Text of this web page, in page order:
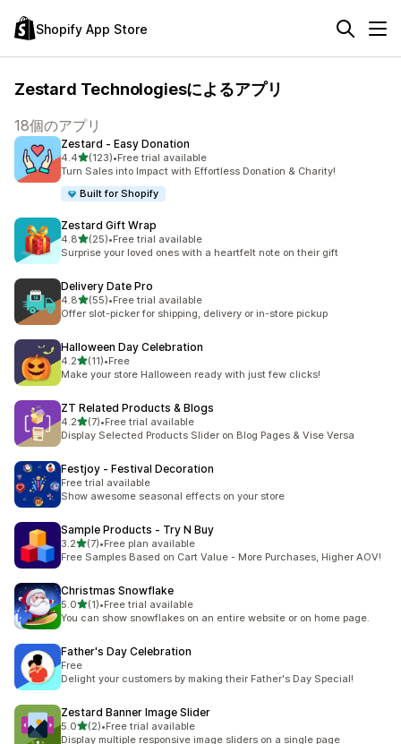
Shopify App Store
Zestard Technologiesによるアプリ
18個のアプリ
Zestard ‑ Easy Donation
4.45つ星中
(123)
合計レビュー数：123件
•Free trial available
Turn Sales into Impact with Effortless Donation & Charity!
Built for Shopify
Zestard Gift Wrap
4.85つ星中
(25)
合計レビュー数：25件
•Free trial available
Surprise your loved ones with a heartfelt note on their gift
Delivery Date Pro
4.85つ星中
(55)
合計レビュー数：55件
•Free trial available
Offer slot-picker for shipping, delivery or in-store pickup
Halloween Day Celebration
4.25つ星中
(11)
合計レビュー数：11件
•Free
Make your store Halloween ready with just few clicks!
ZT Related Products & Blogs
4.25つ星中
(7)
合計レビュー数：7件
•Free trial available
Display Selected Products Slider on Blog Pages & Vise Versa
Festjoy ‑ Festival Decoration
Free trial available
Show awesome seasonal effects on your store
Sample Products ‑ Try N Buy
3.25つ星中
(7)
合計レビュー数：7件
•Free plan available
Free Samples Based on Cart Value - More Purchases, Higher AOV!
Christmas Snowflake
5.05つ星中
(1)
合計レビュー数：1件
•Free trial available
You can show snowflakes on an entire website or on home page.
Father's Day Celebration
Free
Delight your customers by making their Father's Day Special!
Zestard Banner Image Slider
5.05つ星中
(2)
合計レビュー数：2件
•Free trial available
Display multiple responsive image sliders on a single page